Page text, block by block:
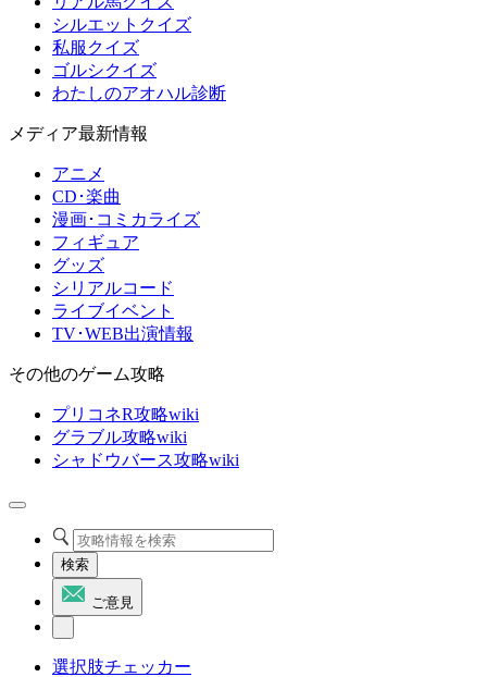
シルエットクイズ
私服クイズ
ゴルシクイズ
わたしのアオハル診断
メディア最新情報
アニメ
CD･楽曲
漫画･コミカライズ
フィギュア
グッズ
シリアルコード
ライブイベント
TV･WEB出演情報
その他のゲーム攻略
プリコネR攻略wiki
グラブル攻略wiki
シャドウバース攻略wiki
検索
ご意見
選択肢チェッカー